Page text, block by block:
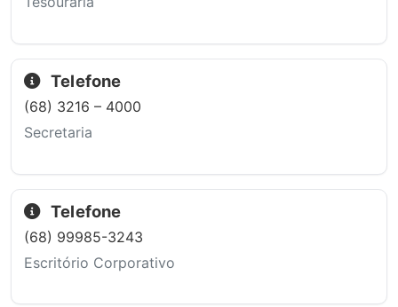
Telefone
(68) 3216 – 4000
Secretaria
Telefone
(68) 99985-3243
Escritório Corporativo